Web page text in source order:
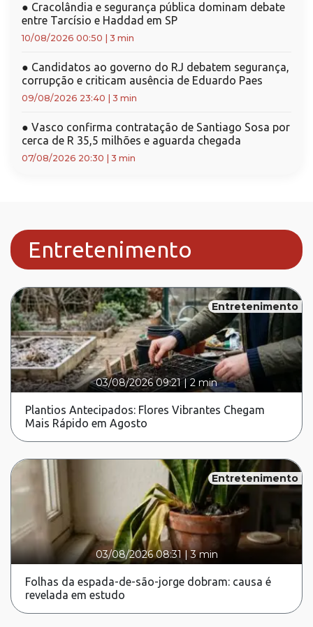
● Cracolândia e segurança pública dominam debate
entre Tarcísio e Haddad em SP
10/08/2026 00:50 3 min
● Candidatos ao governo do RJ debatem segurança,
corrupção e criticam ausência de Eduardo Paes
09/08/2026 23:40 3 min
● Vasco confirma contratação de Santiago Sosa por
cerca de R 35,5 milhões e aguarda chegada
07/08/2026 20:30 3 min
Entretenimento
Entretenimento
03/08/2026 09:21|2 min
Plantios Antecipados: Flores Vibrantes Chegam
Mais Rápido em Agosto
Entretenimento
03/08/2026 08:31 |3 min
Folhas da espada-de-são-jorge dobram: causa é
revelada em estudo